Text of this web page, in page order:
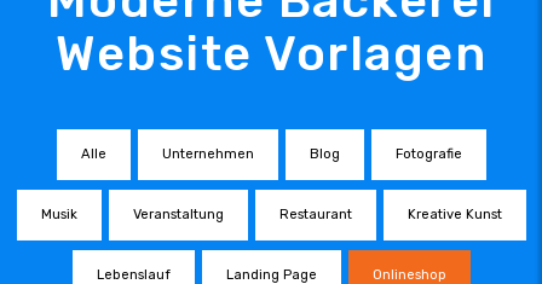
Website Vorlagen
Alle Unternehmen Blog Fotografie
Musik Veranstaltung Restaurant Kreative Kunst
Lebenslauf Landing Page Onlineshop